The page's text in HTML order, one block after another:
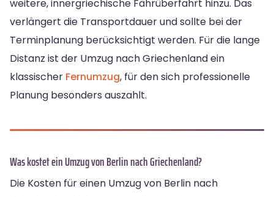
weitere, innergriechische Fährüberfahrt hinzu. Das
verlängert die Transportdauer und sollte bei der
Terminplanung berücksichtigt werden. Für die lange
Distanz ist der Umzug nach Griechenland ein
klassischer Fernumzug, für den sich professionelle
Planung besonders auszahlt.
Was kostet ein Umzug von Berlin nach Griechenland?
Die Kosten für einen Umzug von Berlin nach